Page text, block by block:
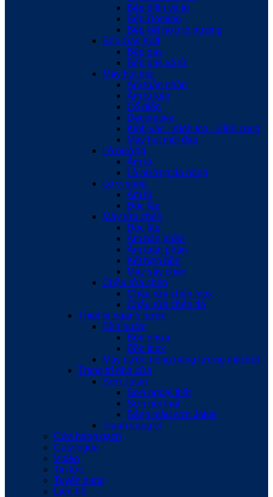
Bếp điện và từ
Bếp Domino
Bếp kết hợp lò nướng
Bếp Gas Kaff
Bếp gas
Bếp gas và từ
Máy hút mùi
Âm toàn phần
Âm tủ kéo
Cổ điển
Decorative
Kính vác - Kính toa - Kính cong
Máy hút mùi đảo
Lò nướng
Âm tủ
Lò nướng đa năng
Lò vi sóng
Âm tủ
Độc lập
Máy rửa chén
Độc lập
Âm bán phần
Âm toàn phần
Kết hợp bồn
Máy sấy chén
Chậu rửa chén
Chậu rửa chén Inox
Chậu rửa chén đá
Thiết bị ngành nước
Bồn nước
Bồn nhựa
Bồn Inox
Máy nước nóng năng lượng mặt trời
Trang trí nhà cửa
Sơn Jotun
Sơn ngoại thất
Sơn nội thất
Bảng màu sơn Jotun
Tranh trang trí
Cửa hàng gạch
Catalogue
Video
Tin tức
Tuyển dụng
Liên hệ